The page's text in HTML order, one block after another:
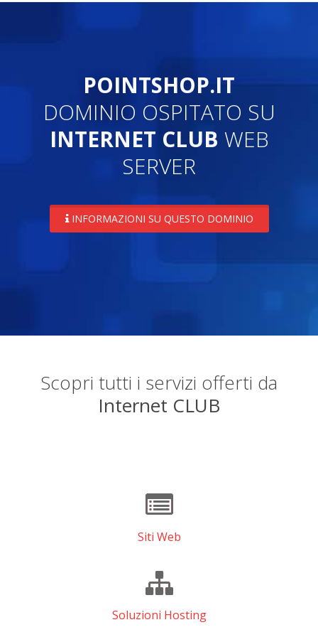
POINTSHOP.IT
DOMINIO OSPITATO SU
INTERNET CLUB WEB
SERVER
INFORMAZIONI SU QUESTO DOMINIO
Scopri tutti i servizi offerti da
Internet CLUB
Siti Web
Soluzioni Hosting